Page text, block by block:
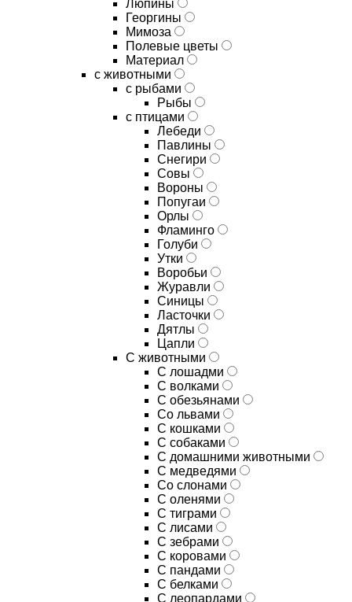
Люпины
Георгины
Мимоза
Полевые цветы
Материал
с животными
с рыбами
Рыбы
с птицами
Лебеди
Павлины
Снегири
Совы
Вороны
Попугаи
Орлы
Фламинго
Голуби
Утки
Воробьи
Журавли
Синицы
Ласточки
Дятлы
Цапли
С животными
С лошадми
С волками
С обезьянами
Со львами
С кошками
С собаками
С домашними животными
С медведями
Со слонами
С оленями
С тиграми
С лисами
С зебрами
С коровами
С пандами
С белками
С леопардами